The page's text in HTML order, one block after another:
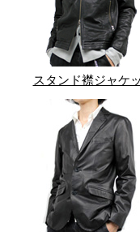
スタンド襟ジャケ